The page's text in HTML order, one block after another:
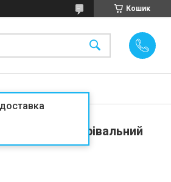
Кошик
тонкий нагрівальний